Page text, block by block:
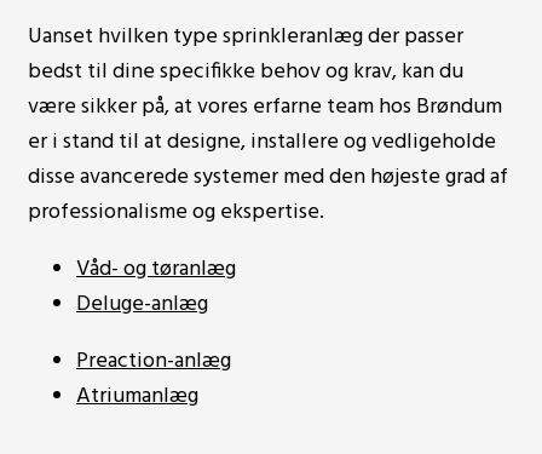
Uanset hvilken type sprinkleranlæg der passer
bedst til dine specifikke behov og krav, kan du
være sikker på, at vores erfarne team hos Brøndum
er i stand til at designe, installere og vedligeholde
disse avancerede systemer med den højeste grad af
professionalisme og ekspertise.
Våd- og tøranlæg
Deluge-anlæg
Preaction-anlæg
Atriumanlæg